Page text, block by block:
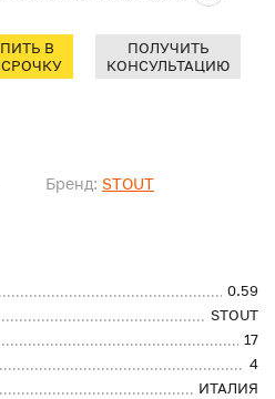
Бренд: STOUT
0.59
STOUT
17
4
ИТАЛИЯ
В
ПОЛУЧИТЬ
КОНСУЛЬТАЦИЮ